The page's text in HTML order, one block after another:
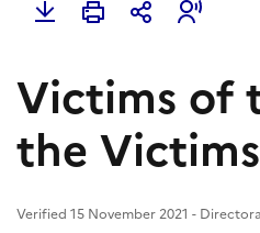
Victims of
the
Verified 15 November 2021 -